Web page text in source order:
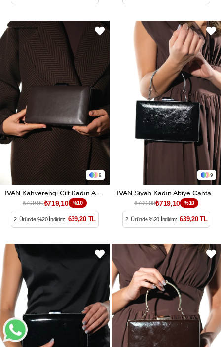
9
₺799,00₺719,10 %10
2. Üründe %20 İndirim: 639,20 TL
9
IVAN Siyah Kadın Abiye Çanta
₺799,00₺719,10 %10
2. Üründe %20 İndirim: 639,20 TL